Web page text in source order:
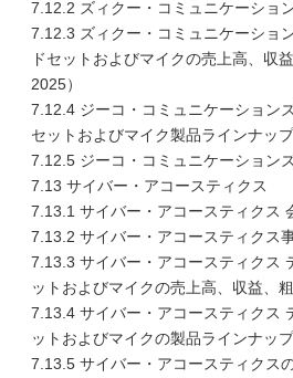
7.12.2 ズィクー・コミュニケーショ
7.12.3 ズィクー・コミュニケーショ
ドセットおよびマイクの売上高、収
2025）
7.12.4 ジーコ・コミュニケーション
セットおよびマイク製品ラインナップ
7.12.5 ジーコ・コミュニケーション
7.13 サイバー・アコースティクス
7.13.1 サイバー・アコースティクス
7.13.2 サイバー・アコースティクス
7.13.3 サイバー・アコースティクス
ットおよびマイクの売上高、収益、
7.13.4 サイバー・アコースティクス
ットおよびマイクの製品ラインナップ
7.13.5 サイバー・アコースティクス